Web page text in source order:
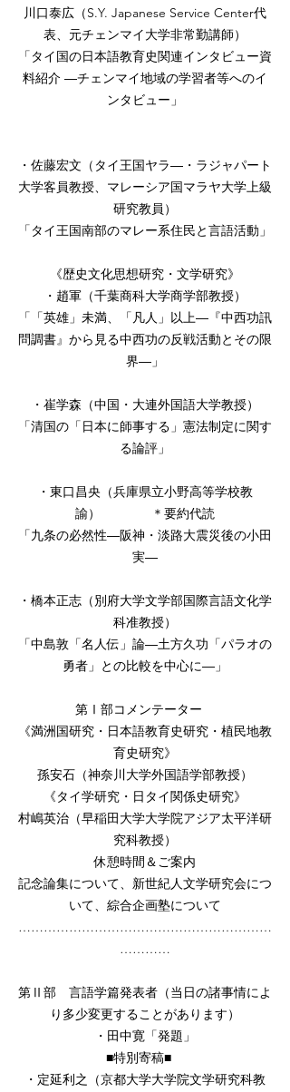
川口泰広（S.Y. Japanese Service Center代
表、元チェンマイ大学非常勤講師）
「タイ国の日本語教育史関連インタビュー資
料紹介 ―チェンマイ地域の学習者等へのイ
ンタビュー」
・佐藤宏文（タイ王国ヤラ―・ラジャパート
大学客員教授、マレーシア国マラヤ大学上級
研究教員）
「タイ王国南部のマレー系住民と言語活動」
《歴史文化思想研究・文学研究》
・趙軍（千葉商科大学商学部教授）
「「英雄」未満、「凡人」以上―『中西功訊
問調書』から見る中西功の反戦活動とその限
界―」
・崔学森（中国・大連外国語大学教授）
「清国の「日本に師事する」憲法制定に関す
る論評」
・東口昌央（兵庫県立小野高等学校教
諭） ＊要約代読
「九条の必然性―阪神・淡路大震災後の小田
実―
・橋本正志（別府大学文学部国際言語文化学
科准教授）
「中島敦「名人伝」論―土方久功「パラオの
勇者」との比較を中心に―」
第Ⅰ部コメンテーター
《満洲国研究・日本語教育史研究・植民地教
育史研究》
孫安石（神奈川大学外国語学部教授）
《タイ学研究・日タイ関係史研究》
村嶋英治（早稲田大学大学院アジア太平洋研
究科教授）
休憩時間＆ご案内
記念論集について、新世紀人文学研究会につ
いて、綜合企画塾について
……………………………………………………
…………
第Ⅱ部 言語学篇発表者（当日の諸事情によ
り多少変更することがあります）
・田中寛「発題」
■特別寄稿■
・定延利之（京都大学大学院文学研究科教